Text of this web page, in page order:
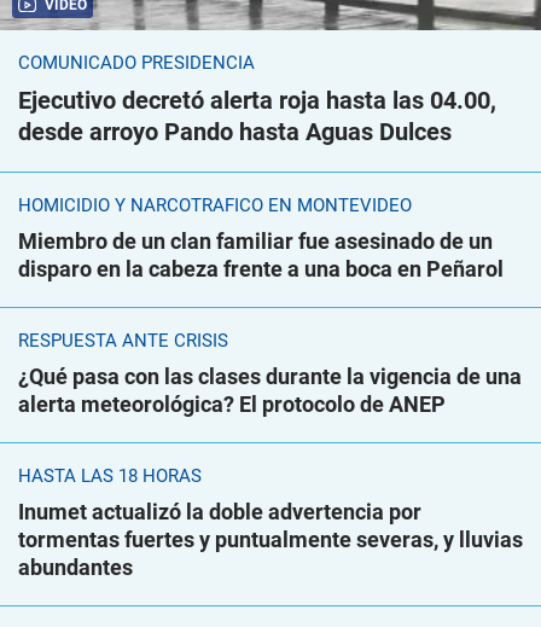
VIDEO
COMUNICADO PRESIDENCIA
Ejecutivo decretó alerta roja hasta las 04.00,
desde arroyo Pando hasta Aguas Dulces
HOMICIDIO Y NARCOTRÁFICO EN MONTEVIDEO
Miembro de un clan familiar fue asesinado de un
disparo en la cabeza frente a una boca en Peñarol
RESPUESTA ANTE CRISIS
¿Qué pasa con las clases durante la vigencia de una
alerta meteorológica? El protocolo de ANEP
HASTA LAS 18 HORAS
Inumet actualizó la doble advertencia por
tormentas fuertes y puntualmente severas, y lluvias
abundantes